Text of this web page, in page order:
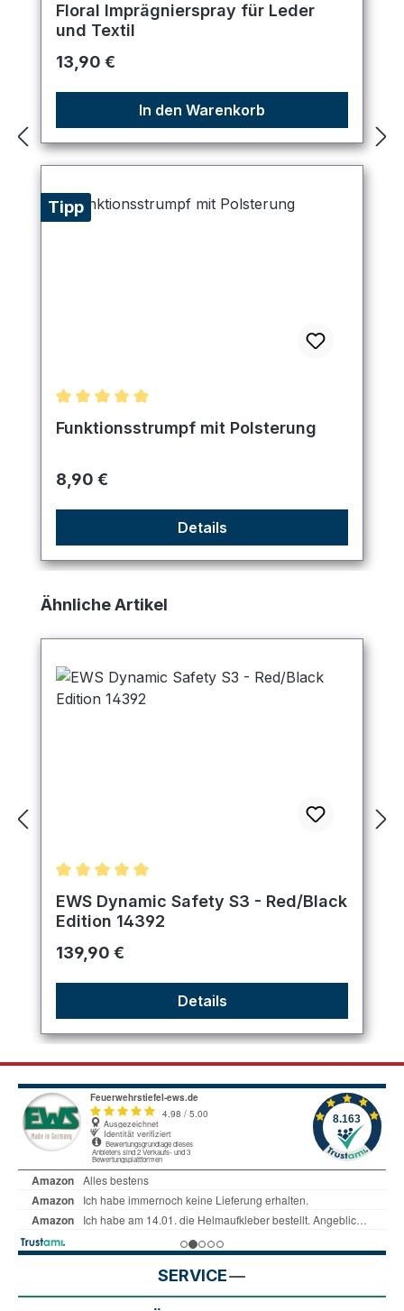
Floral Imprägnierspray für Leder
und Textil
Regulärer Preis:
13,90 €
In den Warenkorb
Tipp
Durchschnittliche Bewertung von 5 von 5 Sternen
Funktionsstrumpf mit Polsterung
Regulärer Preis:
8,90 €
Details
Produktgalerie überspringen
Ähnliche Artikel
Durchschnittliche Bewertung von 5 von 5 Sternen
EWS Dynamic Safety S3 - Red/Black
Edition 14392
Regulärer Preis:
139,90 €
Details
SERVICE